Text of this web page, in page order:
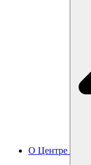
О Центре